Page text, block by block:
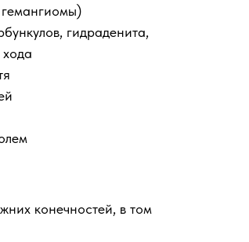
гидраденита,
конечностей, в том